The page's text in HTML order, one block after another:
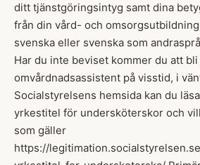
ditt tjänstgöringsintyg samt dina
från din vård- och
svenska eller svenska som
Har du inte beviset kommer du att
omvårdnadsassistent på visstid, i
Socialstyrelsens hemsida kan du
yrkestitel för undersköterskor och
som gäller
https://